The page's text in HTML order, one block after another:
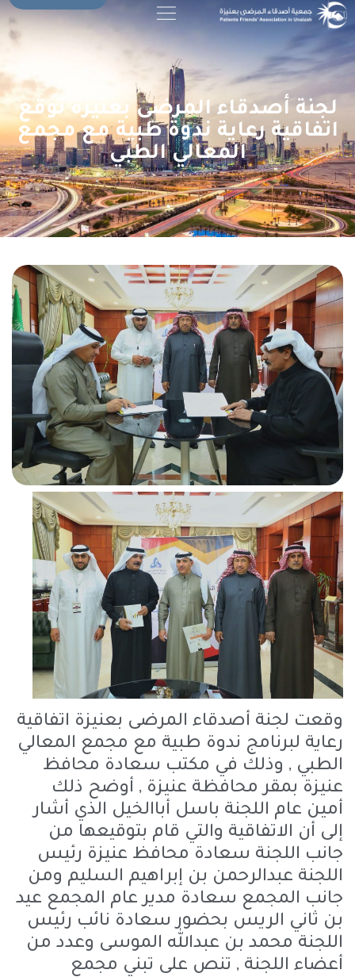
لجنة أصدقاء المرضى بعنيزة توقع
اتفاقية رعاية ندوة طبية مع مجمع
المعالي الطبي
وقعت لجنة أصدقاء المرضى بعنيزة اتفاقية
رعاية لبرنامج ندوة طبية مع مجمع المعالي
الطبي , وذلك في مكتب سعادة محافظ
عنيزة بمقر محافظة عنيزة , أوضح ذلك
أمين عام اللجنة باسل أباالخيل الذي أشار
إلى أن الاتفاقية والتي قام بتوقيعها من
جانب اللجنة سعادة محافظ عنيزة رئيس
اللجنة عبدالرحمن بن إبراهيم السليم ومن
جانب المجمع سعادة مدير عام المجمع عيد
بن ثاني الريس بحضور سعادة نائب رئيس
اللجنة محمد بن عبدالله الموسى وعدد من
أعضاء اللجنة , تنص على تبني مجمع